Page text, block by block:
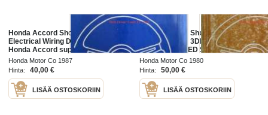
Honda Accord Shop Manual,
Electrical Wiring Diagram 1987 /
Honda Accord supplement 1987,
Sisältää 2 eri korjauskirjaa, katson
kuvista tarkemmin muut tiedot ja
Honda Motor Co 1987
Hinta:
40,00 €
LISÄÄ OSTOSKORIIN
Honda Accord Shop Manual 1977 /
Honda Accord 3DR H/ Back,
Accord 4DR SED Supplement
1980, Sisältää 2 eri korjauskirjaa,
katson kuvista tarkemmin muut
tiedot ja
Honda Motor Co 1980
Hinta:
50,00 €
LISÄÄ OSTOSKORIIN